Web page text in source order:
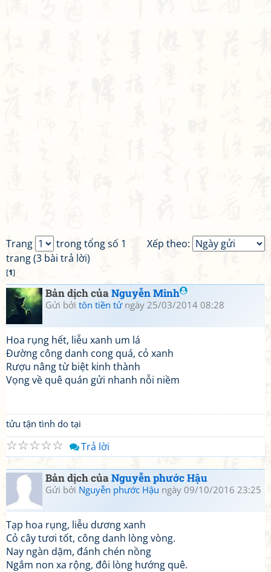
Xếp theo:
Trang
trong tổng số 1
trang (3 bài trả lời)
[1]
Bản dịch củaNguyễn Minh
Gửi bởi tôn tiền tửngày 25/03/2014 08:28
Hoa rụng hết, liễu xanh um lá
Đường công danh cong quá, cỏ xanh
Rượu nâng từ biệt kinh thành
Vọng về quê quán gửi nhanh nỗi niềm
tửu tận tình do tại
☆
☆
☆
☆
☆ Trả lời
Bản dịch củaNguyễn phước Hậu
Gửi bởi Nguyễn phước Hậu ngày 09/10/2016 23:25
Tạp hoa rụng, liễu dương xanh
Cỏ cây tươi tốt, công danh lòng vòng.
Nay ngàn dặm, đánh chén nồng
Ngắm non xa rộng, đôi lòng hướng quê.